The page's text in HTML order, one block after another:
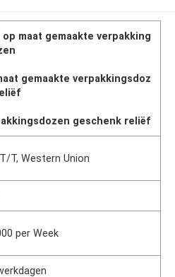
op maat gemaakte verpakking
gemaakte verpakkingsdoz
geschenk reliëf
T, Western Union
per Week